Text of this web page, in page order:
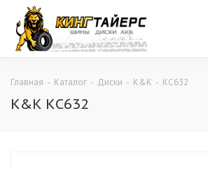
Главная - Каталог - Диски - K&K - КС632
K&K КС632